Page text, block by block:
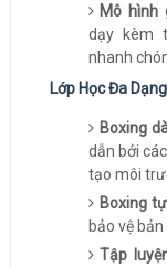
Mô hình
dạy kèm
nhanh
Lớp Học Đa Dạng
Boxing
dẫn bởi
tạo môi
Boxing
bảo vệ
Tập